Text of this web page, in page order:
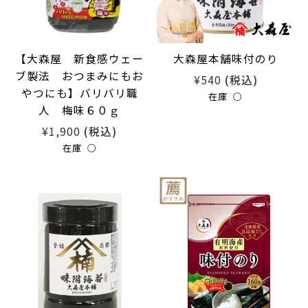
【大森屋 新食感ウェー
ブ製法 おつまみにもお
やつにも】バリバリ職
人 梅味６０ｇ
¥1,900 (税込)
在庫 ○
大森屋本舗味付のり
¥540 (税込)
在庫 ○